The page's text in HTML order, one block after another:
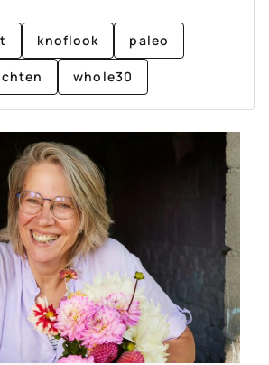
knoflook paleo
whole30